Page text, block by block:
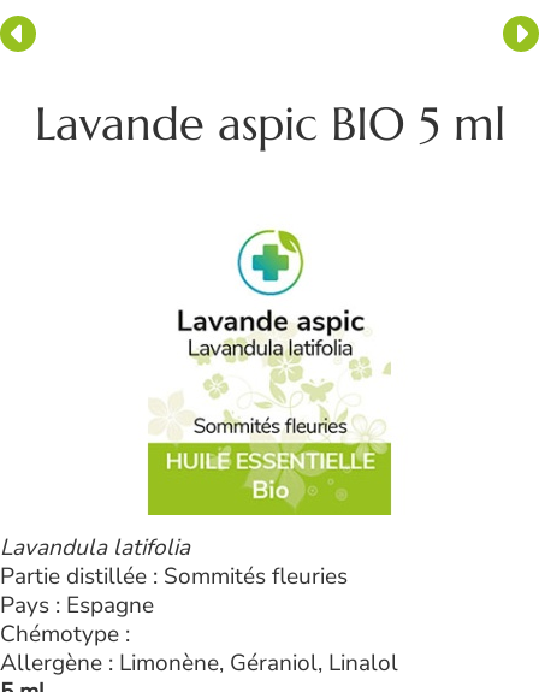
Lavande aspic BIO 5 ml
Lavandula latifolia
Partie distillée : Sommités fleuries
Pays : Espagne
Chémotype :
Allergène : Limonène, Géraniol, Linalol